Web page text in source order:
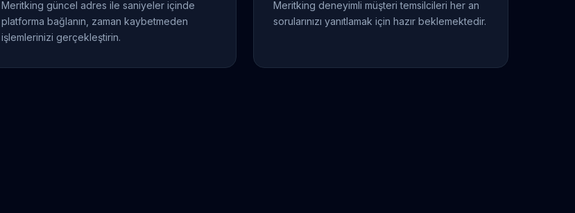
Meritking güncel adres ile saniyeler içinde
platforma bağlanın, zaman kaybetmeden
işlemlerinizi gerçekleştirin.
Meritking deneyimli müşteri temsilcileri her an
sorularınızı yanıtlamak için hazır beklemektedir.